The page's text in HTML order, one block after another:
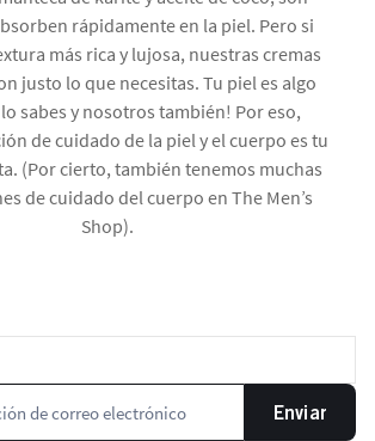
rápidamente en la piel. Pero si
más rica y lujosa, nuestras cremas
justo lo que necesitas. Tu piel es algo
sabes y nosotros también! Por eso,
de cuidado de la piel y el cuerpo es tu
(Por cierto, también tenemos muchas
de cuidado del cuerpo en The Men’s
Shop).
Enviar